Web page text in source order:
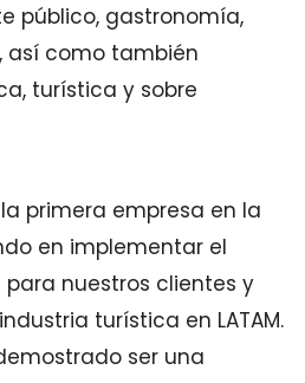
público, gastronomía,
así como también
turística y sobre
primera empresa en la
en implementar el
para nuestros clientes y
turística en LATAM.
ser una